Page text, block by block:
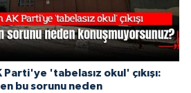
'tabelasız okul' çıkışı:
bu sorunu neden